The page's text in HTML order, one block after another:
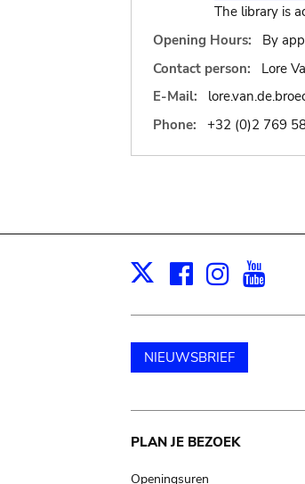
The library is
Opening Hours:
By
Contact person:
Lore
E-Mail:
Phone:
+32 (0)2 769
X Facebook
NIEUWSBRIEF
Main
PLAN JE BEZOEK
Openingsuren